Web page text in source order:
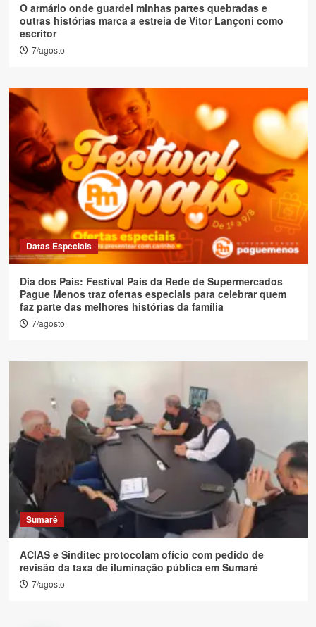
O armário onde guardei minhas partes quebradas e
outras histórias marca a estreia de Vitor Lançoni como
escritor
7/agosto
Datas Especiais
Dia dos Pais: Festival Pais da Rede de Supermercados
Pague Menos traz ofertas especiais para celebrar quem
faz parte das melhores histórias da família
7/agosto
Sumaré
ACIAS e Sinditec protocolam ofício com pedido de
revisão da taxa de iluminação pública em Sumaré
7/agosto